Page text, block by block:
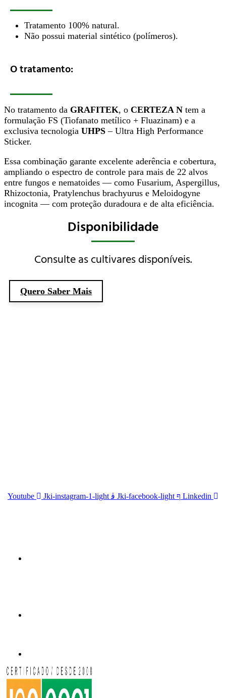
Tratamento 100% natural.
Não possui material sintético (polímeros).
O tratamento:
No tratamento da GRAFITEK, o CERTEZA N tem a
formulação FS (Tiofanato metílico + Fluazinam) e a
exclusiva tecnologia UHPS – Ultra High Performance
Sticker.
Essa combinação garante excelente aderência e cobertura,
ampliando o espectro de controle para mais de 22 alvos
entre fungos e nematoides — como Fusarium, Aspergillus,
Rhizoctonia, Pratylenchus brachyurus e Meloidogyne
incognita — com proteção duradoura e de alta eficiência.
Disponibilidade
Consulte as cultivares disponíveis.
Quero Saber Mais
Youtube Jki-instagram-1-light Jki-facebook-light Linkedin